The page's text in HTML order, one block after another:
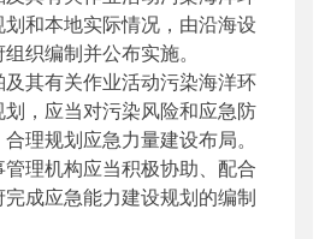
和本地实际情况，由沿海设
织编制并公布实施。
其有关作业活动污染海洋环
，应当对污染风险和应急防
理规划应急力量建设布局。
理机构应当积极协助、配合
成应急能力建设规划的编制